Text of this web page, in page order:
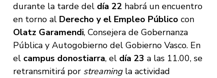
durante la tarde del día 22 habrá un encuentro
en torno al Derecho y el Empleo Público con
Olatz Garamendi, Consejera de Gobernanza
Pública y Autogobierno del Gobierno Vasco. En
el campus donostiarra, el día 23 a las 11.00, se
retransmitirá por streamingla actividad